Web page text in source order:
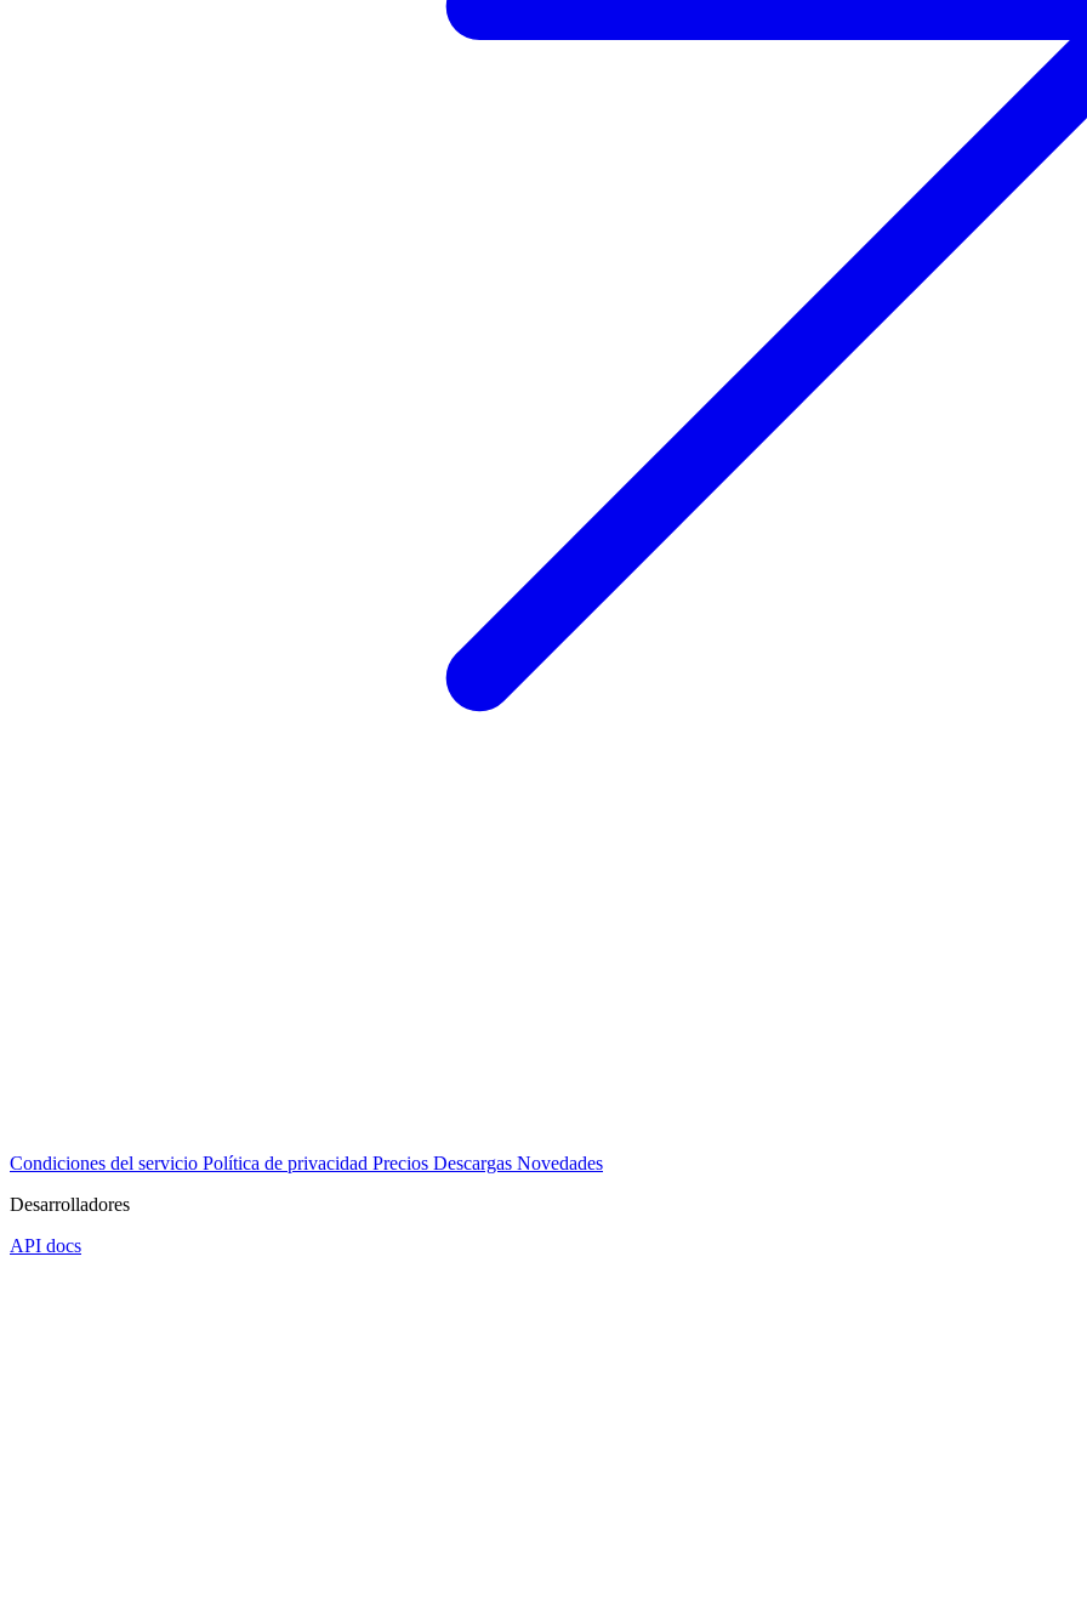
Condiciones del servicio Política de privacidad Precios Descargas Novedades
Desarrolladores
API docs